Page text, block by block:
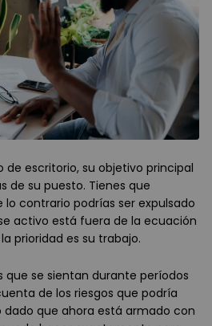
escritorio, su objetivo principal
de su puesto. Tienes que
contrario podrías ser expulsado
activo está fuera de la ecuación
prioridad es su trabajo.
que se sientan durante períodos
de los riesgos que podría
dado que ahora está armado con